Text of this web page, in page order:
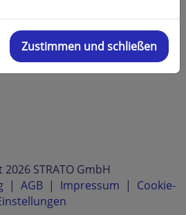
STRATO GmbH
| AGB | Impressum | Cookie-
Zustimmen und schließen